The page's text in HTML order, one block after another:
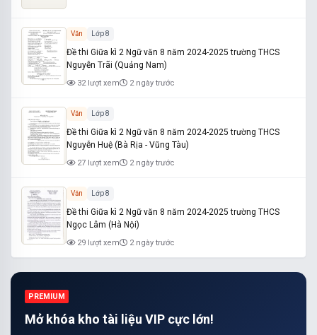
Văn Lớp 8
Đề thi Giữa kì 2 Ngữ văn 8 năm 2024-2025 trường THCS
Nguyễn Trãi (Quảng Nam)
32 lượt xem 2 ngày trước
Văn Lớp 8
Đề thi Giữa kì 2 Ngữ văn 8 năm 2024-2025 trường THCS
Nguyễn Huệ (Bà Rịa - Vũng Tàu)
27 lượt xem 2 ngày trước
Văn Lớp 8
Đề thi Giữa kì 2 Ngữ văn 8 năm 2024-2025 trường THCS
Ngọc Lâm (Hà Nội)
29 lượt xem 2 ngày trước
PREMIUM
Mở khóa kho tài liệu VIP cực lớn!